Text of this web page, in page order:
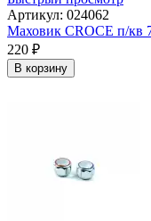
Артикул: 024062
Маховик CROCE п/кв
220 ₽
В корзину